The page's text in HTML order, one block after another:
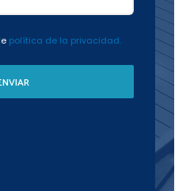
política de la privacidad.